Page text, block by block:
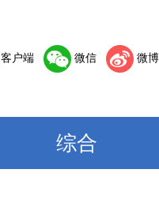
客户端 微信 微博
综合